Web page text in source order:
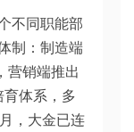
不同职能部
制：制造端
营销端推出
育体系，多
，大金已连